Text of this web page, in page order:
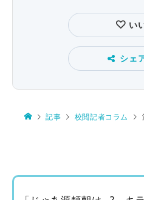
い
シェ
記事 校閲記者コラム